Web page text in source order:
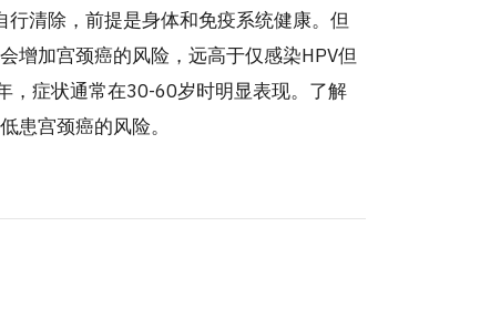
清除，前提是身体和免疫系统健康。但
增加宫颈癌的风险，远高于仅感染HPV但
，症状通常在30-60岁时明显表现。了解
患宫颈癌的风险。